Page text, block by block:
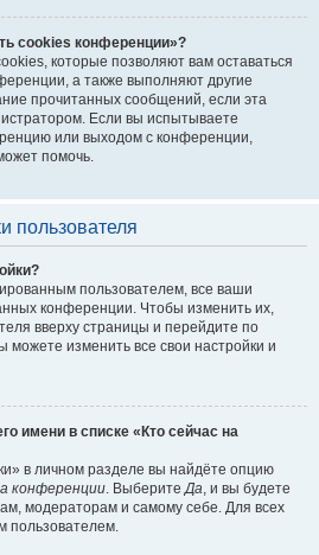
cookies конференции»?
которые позволяют вам оставаться
а также выполняют другие
прочитанных сообщений, если эта
Если вы испытываете
или выходом с конференции,
помочь.
пользователя
пользователем, все ваши
конференции. Чтобы изменить их,
вверху страницы и перейдите по
можете изменить все свои настройки и
имени в списке «Кто сейчас на
в личном разделе вы найдёте опцию
конференции. ВыберитеДа, и вы будете
модераторам и самому себе. Для всех
пользователем.